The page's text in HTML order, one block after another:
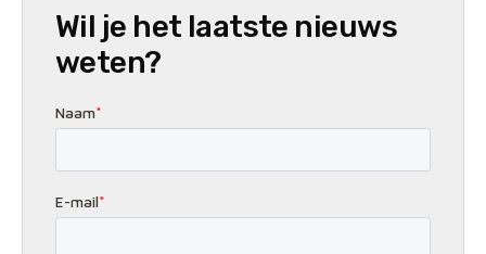
Wil je het laatste nieuws
weten?